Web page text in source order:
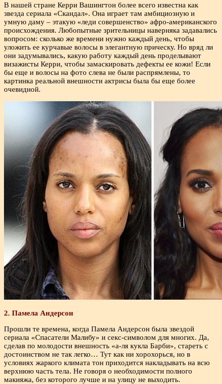
В нашей стране Керри Вашингтон более всего известна как
звезда сериала «Скандал». Она играет там амбициозную и
умную даму – этакую «леди совершенство» афро-американского
происхождения. Любопытные зрительницы наверняка задавались
вопросом: сколько же времени нужно каждый день, чтобы
уложить ее курчавые волосы в элегантную прическу. Но вряд ли
они задумывались, какую работу каждый день проделывают
визажисты Керри, чтобы замаскировать дефекты ее кожи! Если
бы еще и волосы на фото слева не были распрямлены, то
картинка реальной внешности актрисы была бы еще более
очевидной.
2. Памела Андерсон
Прошли те времена, когда Памела Андерсон была звездой
сериала «Спасатели Малибу» и секс-символом для многих. Да,
сделав по молодости внешность «а-ля кукла Барби», стареть с
достоинством не так легко… Тут как ни хорохорься, но в
условиях жаркого климата тон приходится накладывать на всю
верхнюю часть тела. Не говоря о необходимости полного
макияжа, без которого лучше и на улицу не выходить.